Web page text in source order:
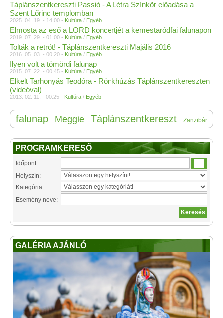
Táplánszentkereszti Passió - A Létra Színkör előadása a
Szent Lőrinc templomban
2025. 04. 19. - 14:00 - Kultúra / Egyéb
Elmosta az eső a LORD koncertjét a kemestaródfai falunapon
2019. 07. 29. - 01:00 - Kultúra / Egyéb
Tolták a retrót! - Táplánszentkereszti Majális 2016
2016. 05. 03. - 00:20 - Kultúra / Egyéb
Ilyen volt a tömördi falunap
2015. 07. 22. - 00:45 - Kultúra / Egyéb
Elkelt Tarhonyás Teodóra - Rönkhúzás Táplánszentkereszten
(videóval)
2013. 02. 11. - 00:25 - Kultúra / Egyéb
falunap Meggie Táplánszentkereszt Zanzibár
PROGRAMKERESŐ
Időpont:
Helyszín:
Kategória:
Esemény neve:
GALÉRIA AJÁNLÓ